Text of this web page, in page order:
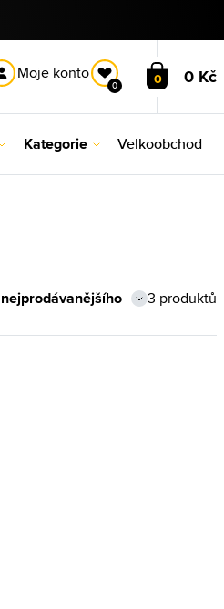
Moje konto
0 0 0 Kč
Kategorie Velkoobchod
3 produktů